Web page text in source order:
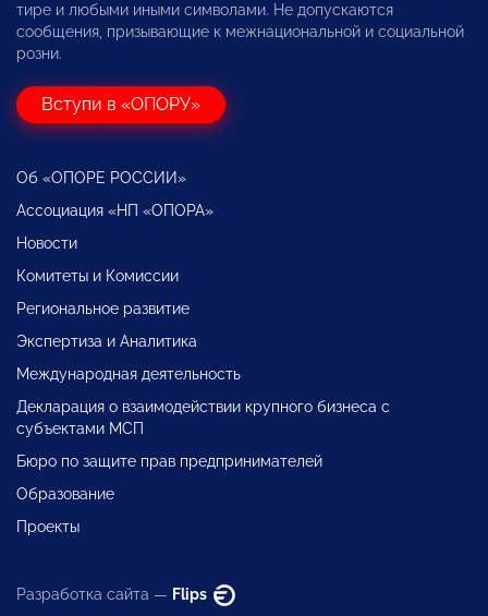
тире и любыми иными символами. Не допускаются
сообщения, призывающие к межнациональной и социальной
розни.
Вступи в «ОПОРУ»
Об «ОПОРЕ РОССИИ»
Ассоциация «НП «ОПОРА»
Новости
Комитеты и Комиссии
Региональное развитие
Экспертиза и Аналитика
Международная деятельность
Декларация о взаимодействии крупного бизнеса с
субъектами МСП
Бюро по защите прав предпринимателей
Образование
Проекты
Разработка сайта — Flips